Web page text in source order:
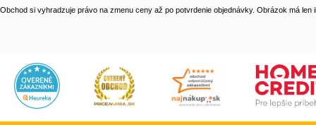
Obchod si vyhradzuje právo na zmenu ceny až po potvrdenie objednávky. Obrázok má len